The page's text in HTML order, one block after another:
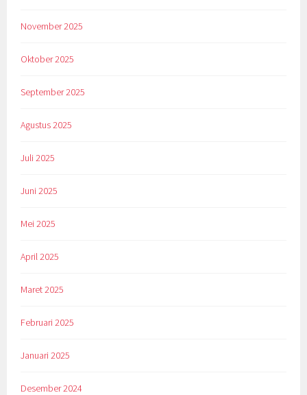
November 2025
Oktober 2025
September 2025
Agustus 2025
Juli 2025
Juni 2025
Mei 2025
April 2025
Maret 2025
Februari 2025
Januari 2025
Desember 2024